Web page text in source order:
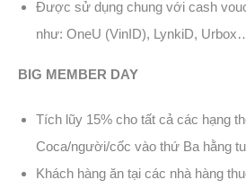
Được sử dụng chung với cash
như: OneU (VinID), LynkiD,
BIG MEMBER DAY
Tích lũy 15% cho tất cả các hạng
Coca/người/cốc vào thứ Ba hằng
Khách hàng ăn tại các nhà hàng